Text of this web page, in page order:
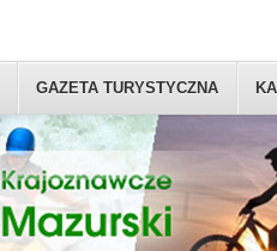
GAZETA TURYSTYCZNA